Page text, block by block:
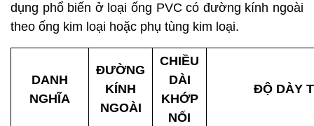
dụng phổ biến ở loại ống PVC có đường kính ngoài
theo ống kim loại hoặc phụ tùng kim loại.
DANH
NGHĨA
ĐƯỜNG
KÍNH
NGOÀI
CHIỀU
DÀI
KHỚP
NỐI
ĐỘ DÀY